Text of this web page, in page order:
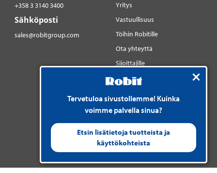
Tervetuloa sivustollemme! Kuinka
voimme palvella sinua?
Etsin lisätietoja tuotteista ja
käyttökohteista
+358 3 3140 3400
Sähköposti
sales@robitgroup.com
Yritys
Vastuullisuus
Töihin Robitille
Ota yhteyttä
Sijoittajille
Sosiaalinen media
LinkedIn
Instagram